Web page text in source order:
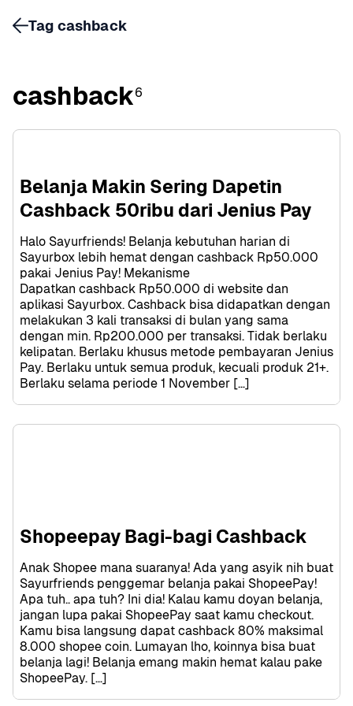
cashback6
Belanja Makin Sering Dapetin
Cashback 50ribu dari Jenius Pay
Halo Sayurfriends! Belanja kebutuhan harian di
Sayurbox lebih hemat dengan cashback Rp50.000
pakai Jenius Pay! Mekanisme
Dapatkan cashback Rp50.000 di website dan
aplikasi Sayurbox. Cashback bisa didapatkan dengan
melakukan 3 kali transaksi di bulan yang sama
dengan min. Rp200.000 per transaksi. Tidak berlaku
kelipatan. Berlaku khusus metode pembayaran Jenius
Pay. Berlaku untuk semua produk, kecuali produk 21+.
Berlaku selama periode 1 November […]
Shopeepay Bagi-bagi Cashback
Anak Shopee mana suaranya! Ada yang asyik nih buat
Sayurfriends penggemar belanja pakai ShopeePay!
Apa tuh.. apa tuh? Ini dia! Kalau kamu doyan belanja,
jangan lupa pakai ShopeePay saat kamu checkout.
Kamu bisa langsung dapat cashback 80% maksimal
8.000 shopee coin. Lumayan lho, koinnya bisa buat
belanja lagi! Belanja emang makin hemat kalau pake
ShopeePay. […]
Tag cashback